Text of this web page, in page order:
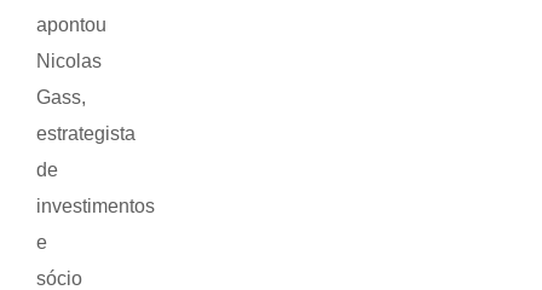
apontou
Nicolas
Gass,
estrategista
de
investimentos
e
sócio